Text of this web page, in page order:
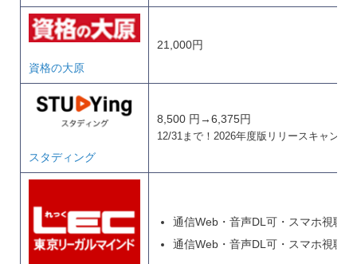
資格の大原
21,000円
スタディング
8,500 円→6,375円
12/31まで！2026年度版リリースキャンペ
通信Web・音声DL可・スマホ視聴
通信Web・音声DL可・スマホ視聴